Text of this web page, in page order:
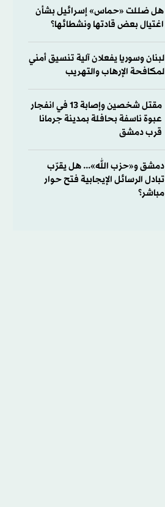
هل ضللت «حماس» إسرائيل بشأن
اغتيال بعض قادتها ونشطائها؟
لبنان وسوريا يفعلان آلية تنسيق أمني
لمكافحة الإرهاب والتهريب
مقتل شخصين وإصابة 13 في انفجار
عبوة ناسفة بحافلة بمدينة جرمانا
قرب دمشق
دمشق و«حزب الله»... هل يقرّب
تبادل الرسائل الإيجابية فتح حوار
مباشر؟